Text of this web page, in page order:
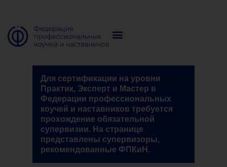
Для сертификации на уровни
Практик, Эксперт и Мастер в
Федерации профессиональных
коучей и наставников требуется
прохождение обязательной
супервизии. На странице
представлены супервизоры,
рекомендованные ФПКиН.